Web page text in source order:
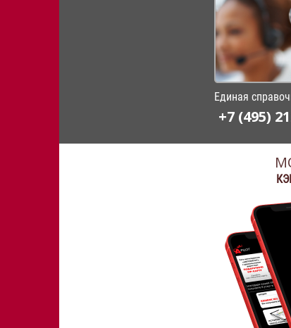
Единая
+7 (495)